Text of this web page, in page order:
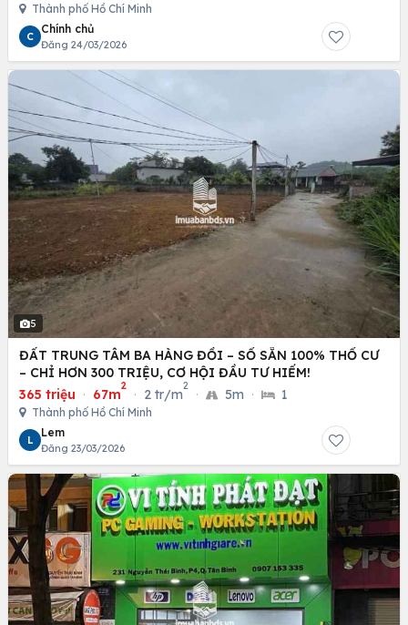
Thành phố Hồ Chí Minh
C
Chính chủ
Đăng 24/03/2026
5
ĐẤT TRUNG TÂM BA HÀNG ĐỒI – SỔ SẴN 100% THỔ CƯ
– CHỈ HƠN 300 TRIỆU, CƠ HỘI ĐẦU TƯ HIẾM!
365 triệu · 67m
2
· 2 tr/m
2
· 5m · 1
Thành phố Hồ Chí Minh
L
Lem
Đăng 23/03/2026